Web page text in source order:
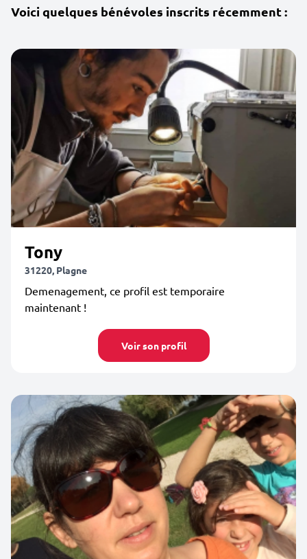
Voici quelques bénévoles inscrits récemment :
Tony
31220, Plagne
Demenagement, ce profil est temporaire
maintenant !
Voir son profil